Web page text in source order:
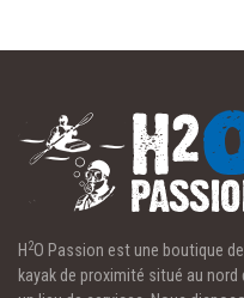
H 2O Passion est une boutique
kayak de proximité situé au